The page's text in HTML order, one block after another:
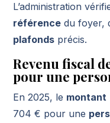
L’administration
référence du foyer,
plafonds précis.
Revenu fiscal
pour une
En 2025, le montant
704 € pour une